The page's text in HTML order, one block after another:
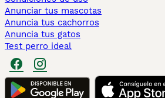
Anunciar tus mascotas
Anuncia tus cachorros
Anuncia tus gatos
Test perro ideal